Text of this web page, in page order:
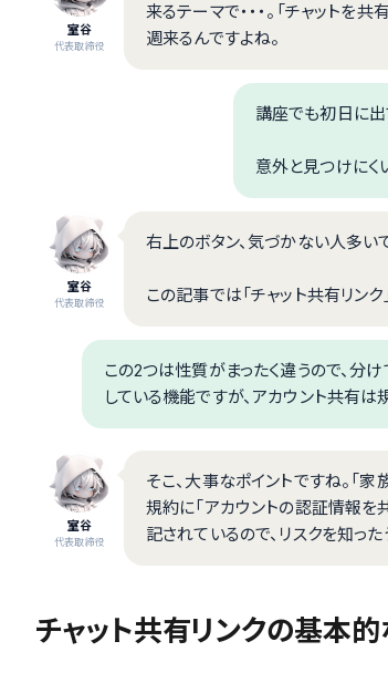
室谷
代表取締役
来るテーマで・・・。「チャットを
週来るんですよね。
講座でも初日に出
意外と見つけにく
室谷
代表取締役
右上のボタン、気づかない人多い
この記事では「チャット共有リンク
この2つは性質がまったく違うので、分
している機能ですが、アカウント共有は
室谷
代表取締役
そこ、大事なポイントですね。「
規約に「アカウントの認証情報
記されているので、リスクを知っ
チャット共有リンクの基本